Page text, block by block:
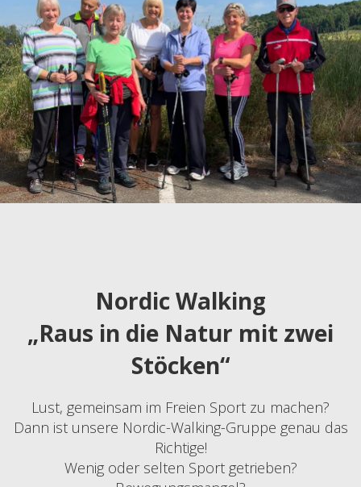
Nordic Walking
„Raus in die Natur mit zwei
Stöcken“
Lust, gemeinsam im Freien Sport zu machen?
Dann ist unsere Nordic-Walking-Gruppe genau das
Richtige!
Wenig oder selten Sport getrieben?